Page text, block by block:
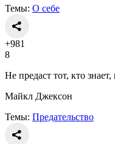
Темы: О себе
+981
8
Не предаст тот, кто
Майкл Джексон
Темы: Предательство